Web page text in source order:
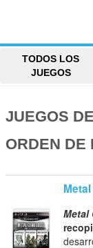
TODOS LOS
JUEGOS
JUEGOS
ORDEN DE
Metal